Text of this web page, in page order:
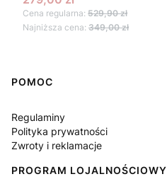
Cena regularna: 529,90 zł
Najniższa cena: 349,00 zł
Linki w stopce
POMOC
Regulaminy
Polityka prywatności
Zwroty i reklamacje
PROGRAM LOJALNOŚCIOWY